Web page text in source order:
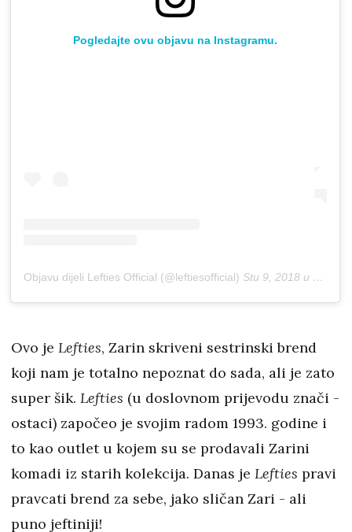
Pogledajte ovu objavu na Instagramu.
Objavu dijeli Lefties Official (@leftiesofficial) Stu 9, 2018 u 12:37 PST
Ovo je Lefties, Zarin skriveni sestrinski brend
koji nam je totalno nepoznat do sada, ali je zato
super šik. Lefties (u doslovnom prijevodu znači -
ostaci) započeo je svojim radom 1993. godine i
to kao outlet u kojem su se prodavali Zarini
komadi iz starih kolekcija. Danas je Lefties pravi
pravcati brend za sebe, jako sličan Zari - ali
puno jeftiniji!